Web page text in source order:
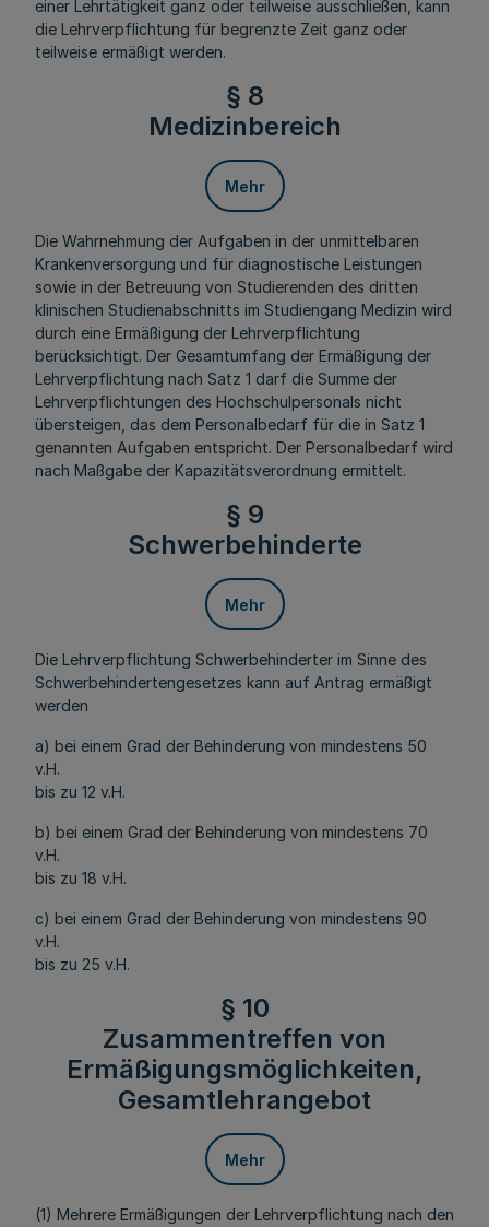
einer Lehrtätigkeit ganz oder teilweise ausschließen, kann
die Lehrverpflichtung für begrenzte Zeit ganz oder
teilweise ermäßigt werden.
§ 8
Medizinbereich
Mehr
Die Wahrnehmung der Aufgaben in der unmittelbaren
Krankenversorgung und für diagnostische Leistungen
sowie in der Betreuung von Studierenden des dritten
klinischen Studienabschnitts im Studiengang Medizin wird
durch eine Ermäßigung der Lehrverpflichtung
berücksichtigt. Der Gesamtumfang der Ermäßigung der
Lehrverpflichtung nach Satz 1 darf die Summe der
Lehrverpflichtungen des Hochschulpersonals nicht
übersteigen, das dem Personalbedarf für die in Satz 1
genannten Aufgaben entspricht. Der Personalbedarf wird
nach Maßgabe der Kapazitätsverordnung ermittelt.
§ 9
Schwerbehinderte
Mehr
Die Lehrverpflichtung Schwerbehinderter im Sinne des
Schwerbehindertengesetzes kann auf Antrag ermäßigt
werden
a) bei einem Grad der Behinderung von mindestens 50
v.H.
bis zu 12 v.H.
b) bei einem Grad der Behinderung von mindestens 70
v.H.
bis zu 18 v.H.
c) bei einem Grad der Behinderung von mindestens 90
v.H.
bis zu 25 v.H.
§ 10
Zusammentreffen von
Ermäßigungsmöglichkeiten,
Gesamtlehrangebot
Mehr
(1) Mehrere Ermäßigungen der Lehrverpflichtung nach den